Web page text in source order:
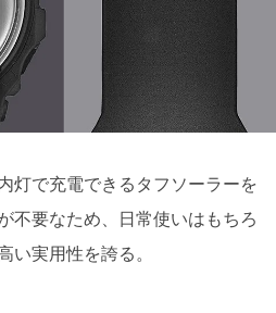
灯で充電できるタフソーラーを
不要なため、日常使いはもちろ
い実用性を誇る。